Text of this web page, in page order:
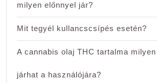
milyen előnnyel jár?
Mit tegyél kullancscsípés esetén?
A cannabis olaj THC tartalma
járhat a használójára?